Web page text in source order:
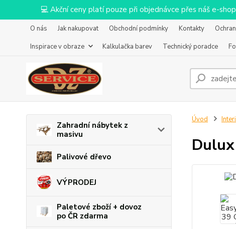
💻 Akční ceny platí pouze při objednávce přes náš e-
O nás Jak nakupovat Obchodní podmínky Kontakty
Inspirace v obraze
Kalkulačka barev Technický poradce
Zahradní nábytek z
masivu
Palivové dřevo
VÝPRODEJ
Paletové zboží + dovoz
po ČR zdarma
Úvod